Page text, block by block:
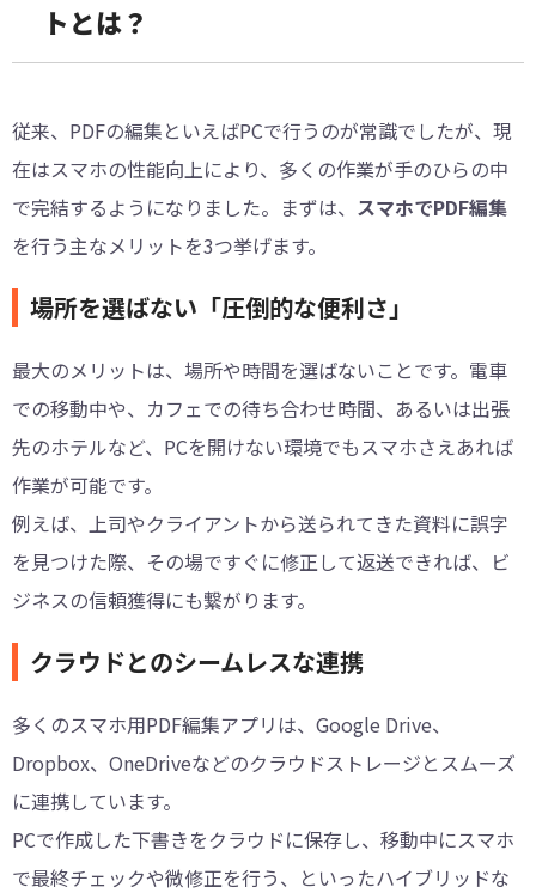
トとは？
従来、PDFの編集といえばPCで行うのが常識でしたが、現
在はスマホの性能向上により、多くの作業が手のひらの中
で完結するようになりました。まずは、 スマホでPDF編集
を行う主なメリットを3つ挙げます。
場所を選ばない「圧倒的な便利さ」
最大のメリットは、場所や時間を選ばないことです。電車
での移動中や、カフェでの待ち合わせ時間、あるいは出張
先のホテルなど、PCを開けない環境でもスマホさえあれば
作業が可能です。
例えば、上司やクライアントから送られてきた資料に誤字
を見つけた際、その場ですぐに修正して返送できれば、ビ
ジネスの信頼獲得にも繋がります。
クラウドとのシームレスな連携
多くのスマホ用PDF編集アプリは、Google Drive、
Dropbox、OneDriveなどのクラウドストレージとスムーズ
に連携しています。
PCで作成した下書きをクラウドに保存し、移動中にスマホ
で最終チェックや微修正を行う、といったハイブリッドな